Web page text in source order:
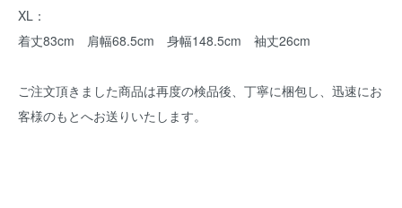
XL：
着丈83cm 肩幅68.5cm 身幅148.5cm 袖丈26cm
ご注文頂きました商品は再度の検品後、丁寧に梱包し、迅速にお
客様のもとへお送りいたします。